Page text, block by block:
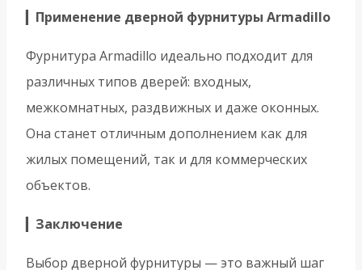
Применение дверной фурнитуры Armadillo
Фурнитура Armadillo идеально подходит для
различных типов дверей: входных,
межкомнатных, раздвижных и даже оконных.
Она станет отличным дополнением как для
жилых помещений, так и для коммерческих
объектов.
Заключение
Выбор дверной фурнитуры — это важный шаг